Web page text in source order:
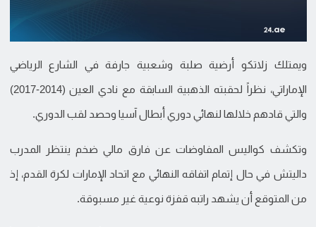
ويمتلك زلاتكو أرضية صلبة وشعبية جارفة في الشارع الرياضي
الإماراتي، نظراً لحقبته الذهبية السابقة مع نادي العين (2014-2017)
والتي قادهم خلالها لنهائي دوري أبطال آسيا وحصد لقب الدوري.
وتكشف كواليس المفاوضات عن فارق مالي ضخم ينتظر المدرب
داليتش في حال إتمام اتفاقه النهائي مع اتحاد الإمارات لكرة القدم، إذ
من المتوقع أن يشهد راتبه قفزة نوعية غير مسبوقة.